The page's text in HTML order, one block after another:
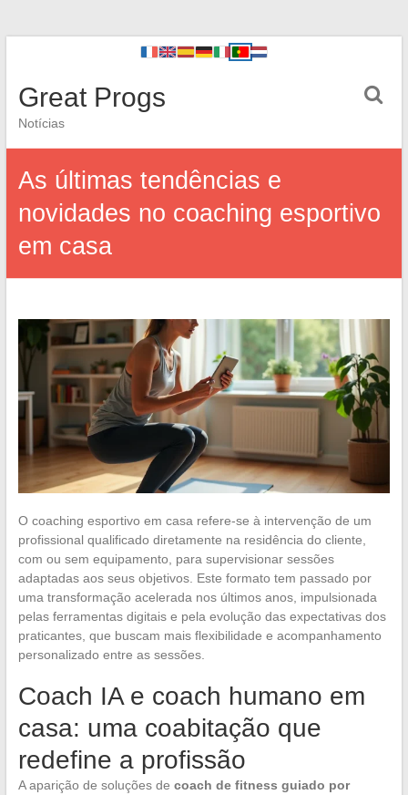
Great Progs
Notícias
As últimas tendências e
novidades no coaching esportivo
em casa
O coaching esportivo em casa refere-se à intervenção de um
profissional qualificado diretamente na residência do cliente,
com ou sem equipamento, para supervisionar sessões
adaptadas aos seus objetivos. Este formato tem passado por
uma transformação acelerada nos últimos anos, impulsionada
pelas ferramentas digitais e pela evolução das expectativas dos
praticantes, que buscam mais flexibilidade e acompanhamento
personalizado entre as sessões.
Coach IA e coach humano em
casa: uma coabitação que
redefine a profissão
A aparição de soluções de coach de fitness guiado por